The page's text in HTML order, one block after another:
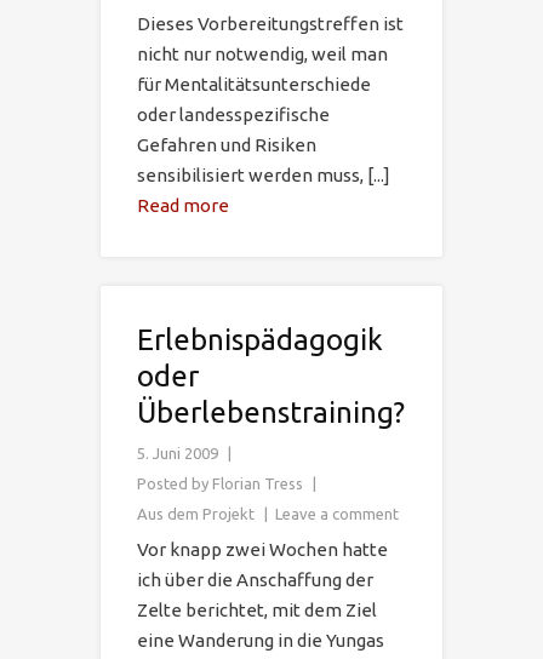
Dieses Vorbereitungstreffen ist
nicht nur notwendig, weil man
für Mentalitätsunterschiede
oder landesspezifische
Gefahren und Risiken
sensibilisiert werden muss, [...]
Read more
Erlebnispädagogik
oder
Überlebenstraining?
5. Juni 2009
Posted by Florian Tress
Aus dem Projekt
Leave a comment
Vor knapp zwei Wochen hatte
ich über die Anschaffung der
Zelte berichtet, mit dem Ziel
eine Wanderung in die Yungas